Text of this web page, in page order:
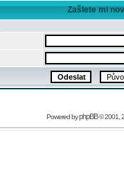
Zašlete mi
Powered byphpBB© 2001,